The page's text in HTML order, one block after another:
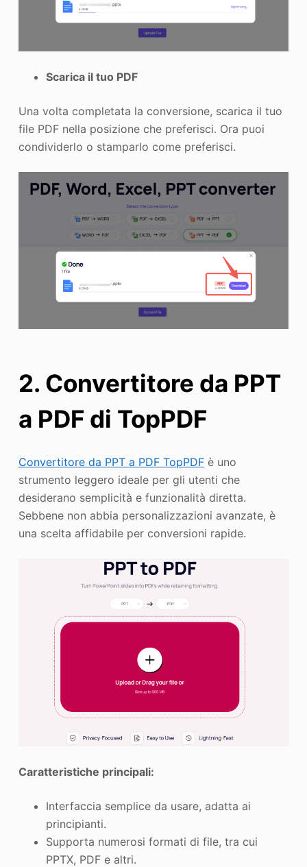
Scarica il tuo PDF
Una volta completata la conversione, scarica il tuo
file PDF nella posizione che preferisci. Ora puoi
condividerlo o stamparlo come preferisci.
2. Convertitore da PPT
a PDF di TopPDF
Convertitore da PPT a PDF TopPDFè uno
strumento leggero ideale per gli utenti che
desiderano semplicità e funzionalità diretta.
Sebbene non abbia personalizzazioni avanzate, è
una scelta affidabile per conversioni rapide.
Caratteristiche principali:
Interfaccia semplice da usare, adatta ai
principianti.
Supporta numerosi formati di file, tra cui
PPTX, PDF e altri.